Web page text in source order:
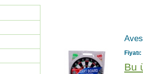
Fiyatı:
Bu